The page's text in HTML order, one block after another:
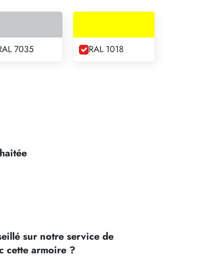
7035 RAL 1018
sur notre service de
cette armoire ?